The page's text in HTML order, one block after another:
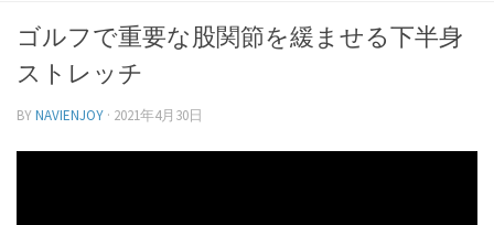
ゴルフで重要な股関節を緩ませる下半身
ストレッチ
BYNAVIENJOY · 2021年4月30日